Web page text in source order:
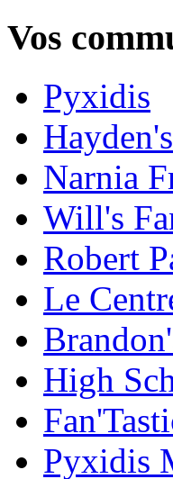
Vos
Pyxidis
Narnia
Will's
Robert
Le
High
Pyxidis